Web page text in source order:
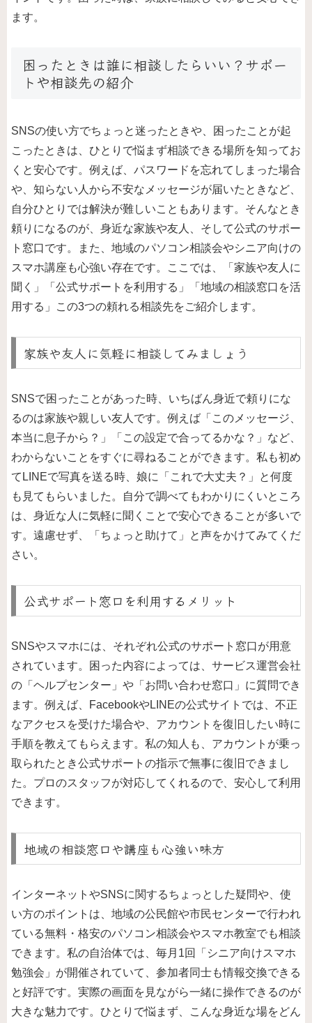
ます。
困ったときは誰に相談したらいい？サポー
トや相談先の紹介
SNSの使い方でちょっと迷ったときや、困ったことが起
こったときは、ひとりで悩まず相談できる場所を知ってお
くと安心です。例えば、パスワードを忘れてしまった場合
や、知らない人から不安なメッセージが届いたときなど、
自分ひとりでは解決が難しいこともあります。そんなとき
頼りになるのが、身近な家族や友人、そして公式のサポー
ト窓口です。また、地域のパソコン相談会やシニア向けの
スマホ講座も心強い存在です。ここでは、「家族や友人に
聞く」「公式サポートを利用する」「地域の相談窓口を活
用する」この3つの頼れる相談先をご紹介します。
家族や友人に気軽に相談してみましょう
SNSで困ったことがあった時、いちばん身近で頼りにな
るのは家族や親しい友人です。例えば「このメッセージ、
本当に息子から？」「この設定で合ってるかな？」など、
わからないことをすぐに尋ねることができます。私も初め
てLINEで写真を送る時、娘に「これで大丈夫？」と何度
も見てもらいました。自分で調べてもわかりにくいところ
は、身近な人に気軽に聞くことで安心できることが多いで
す。遠慮せず、「ちょっと助けて」と声をかけてみてくだ
さい。
公式サポート窓口を利用するメリット
SNSやスマホには、それぞれ公式のサポート窓口が用意
されています。困った内容によっては、サービス運営会社
の「ヘルプセンター」や「お問い合わせ窓口」に質問でき
ます。例えば、FacebookやLINEの公式サイトでは、不正
なアクセスを受けた場合や、アカウントを復旧したい時に
手順を教えてもらえます。私の知人も、アカウントが乗っ
取られたとき公式サポートの指示で無事に復旧できまし
た。プロのスタッフが対応してくれるので、安心して利用
できます。
地域の相談窓口や講座も心強い味方
インターネットやSNSに関するちょっとした疑問や、使
い方のポイントは、地域の公民館や市民センターで行われ
ている無料・格安のパソコン相談会やスマホ教室でも相談
できます。私の自治体では、毎月1回「シニア向けスマホ
勉強会」が開催されていて、参加者同士も情報交換できる
と好評です。実際の画面を見ながら一緒に操作できるのが
大きな魅力です。ひとりで悩まず、こんな身近な場をどん